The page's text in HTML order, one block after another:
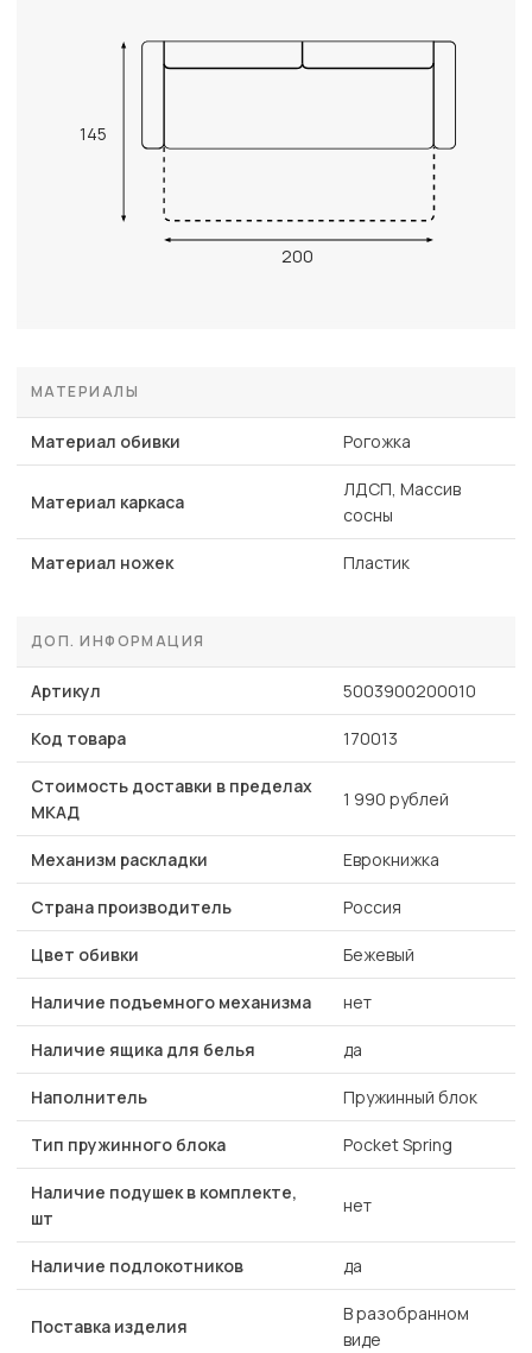
145
200
МАТЕРИАЛЫ
Материал обивки Рогожка
Материал каркаса
ЛДСП, Массив
сосны
Материал ножек Пластик
ДОП. ИНФОРМАЦИЯ
Артикул 5003900200010
Код товара 170013
Стоимость доставки в пределах
МКАД
1 990 рублей
Механизм раскладки Еврокнижка
Страна производитель Россия
Цвет обивки Бежевый
Наличие подъемного механизма нет
Наличие ящика для белья да
Наполнитель Пружинный блок
Тип пружинного блока Pocket Spring
Наличие подушек в комплекте,
шт
нет
Наличие подлокотников да
Поставка изделия
В разобранном
виде